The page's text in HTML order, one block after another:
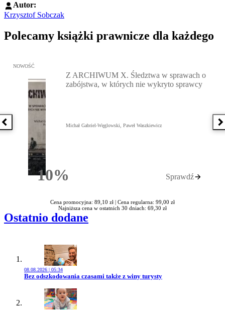
Autor:
Krzysztof Sobczak
Polecamy książki prawnicze dla każdego
Poprzednia książka
Przejdź do: Z ARCHIWUM X. Śledztwa w sprawach o
NOWOŚĆ
10%Rabatu
Z ARCHIWUM X. Śledztwa w sprawach o
zabójstwa, w których nie wykryto sprawcy
Michał Gabriel-Węglowski, Paweł Waszkiewicz
Sprawdź
Cena promocyjna: 89,10 zł | Cena regularna: 99,00 zł
Najniższa cena w ostatnich 30 dniach: 69,30 zł
Ostatnio dodane
08.08.2026 | 05:34
Przejdź do artykułu:
Bez odszkodowania czasami także z winy turysty